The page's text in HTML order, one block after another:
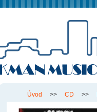
Úvod >> CD >>